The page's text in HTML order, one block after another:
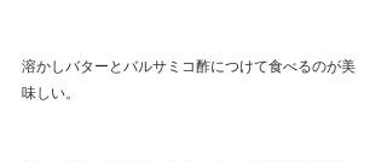
溶かしバターとバルサミコ酢につけて食べるのが美
味しい。